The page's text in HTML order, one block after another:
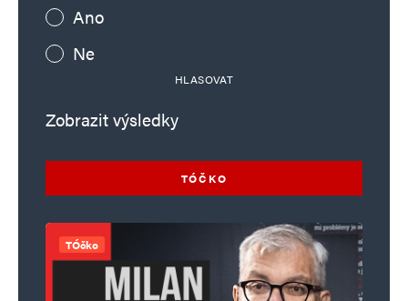
Ano
Ne
HLASOVAT
Zobrazit výsledky
TÓČKO
TÓčko